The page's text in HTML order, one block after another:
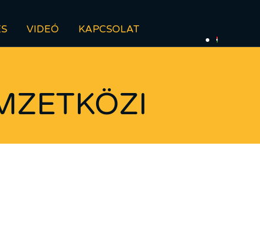
VIDEÓ KAPCSOLAT